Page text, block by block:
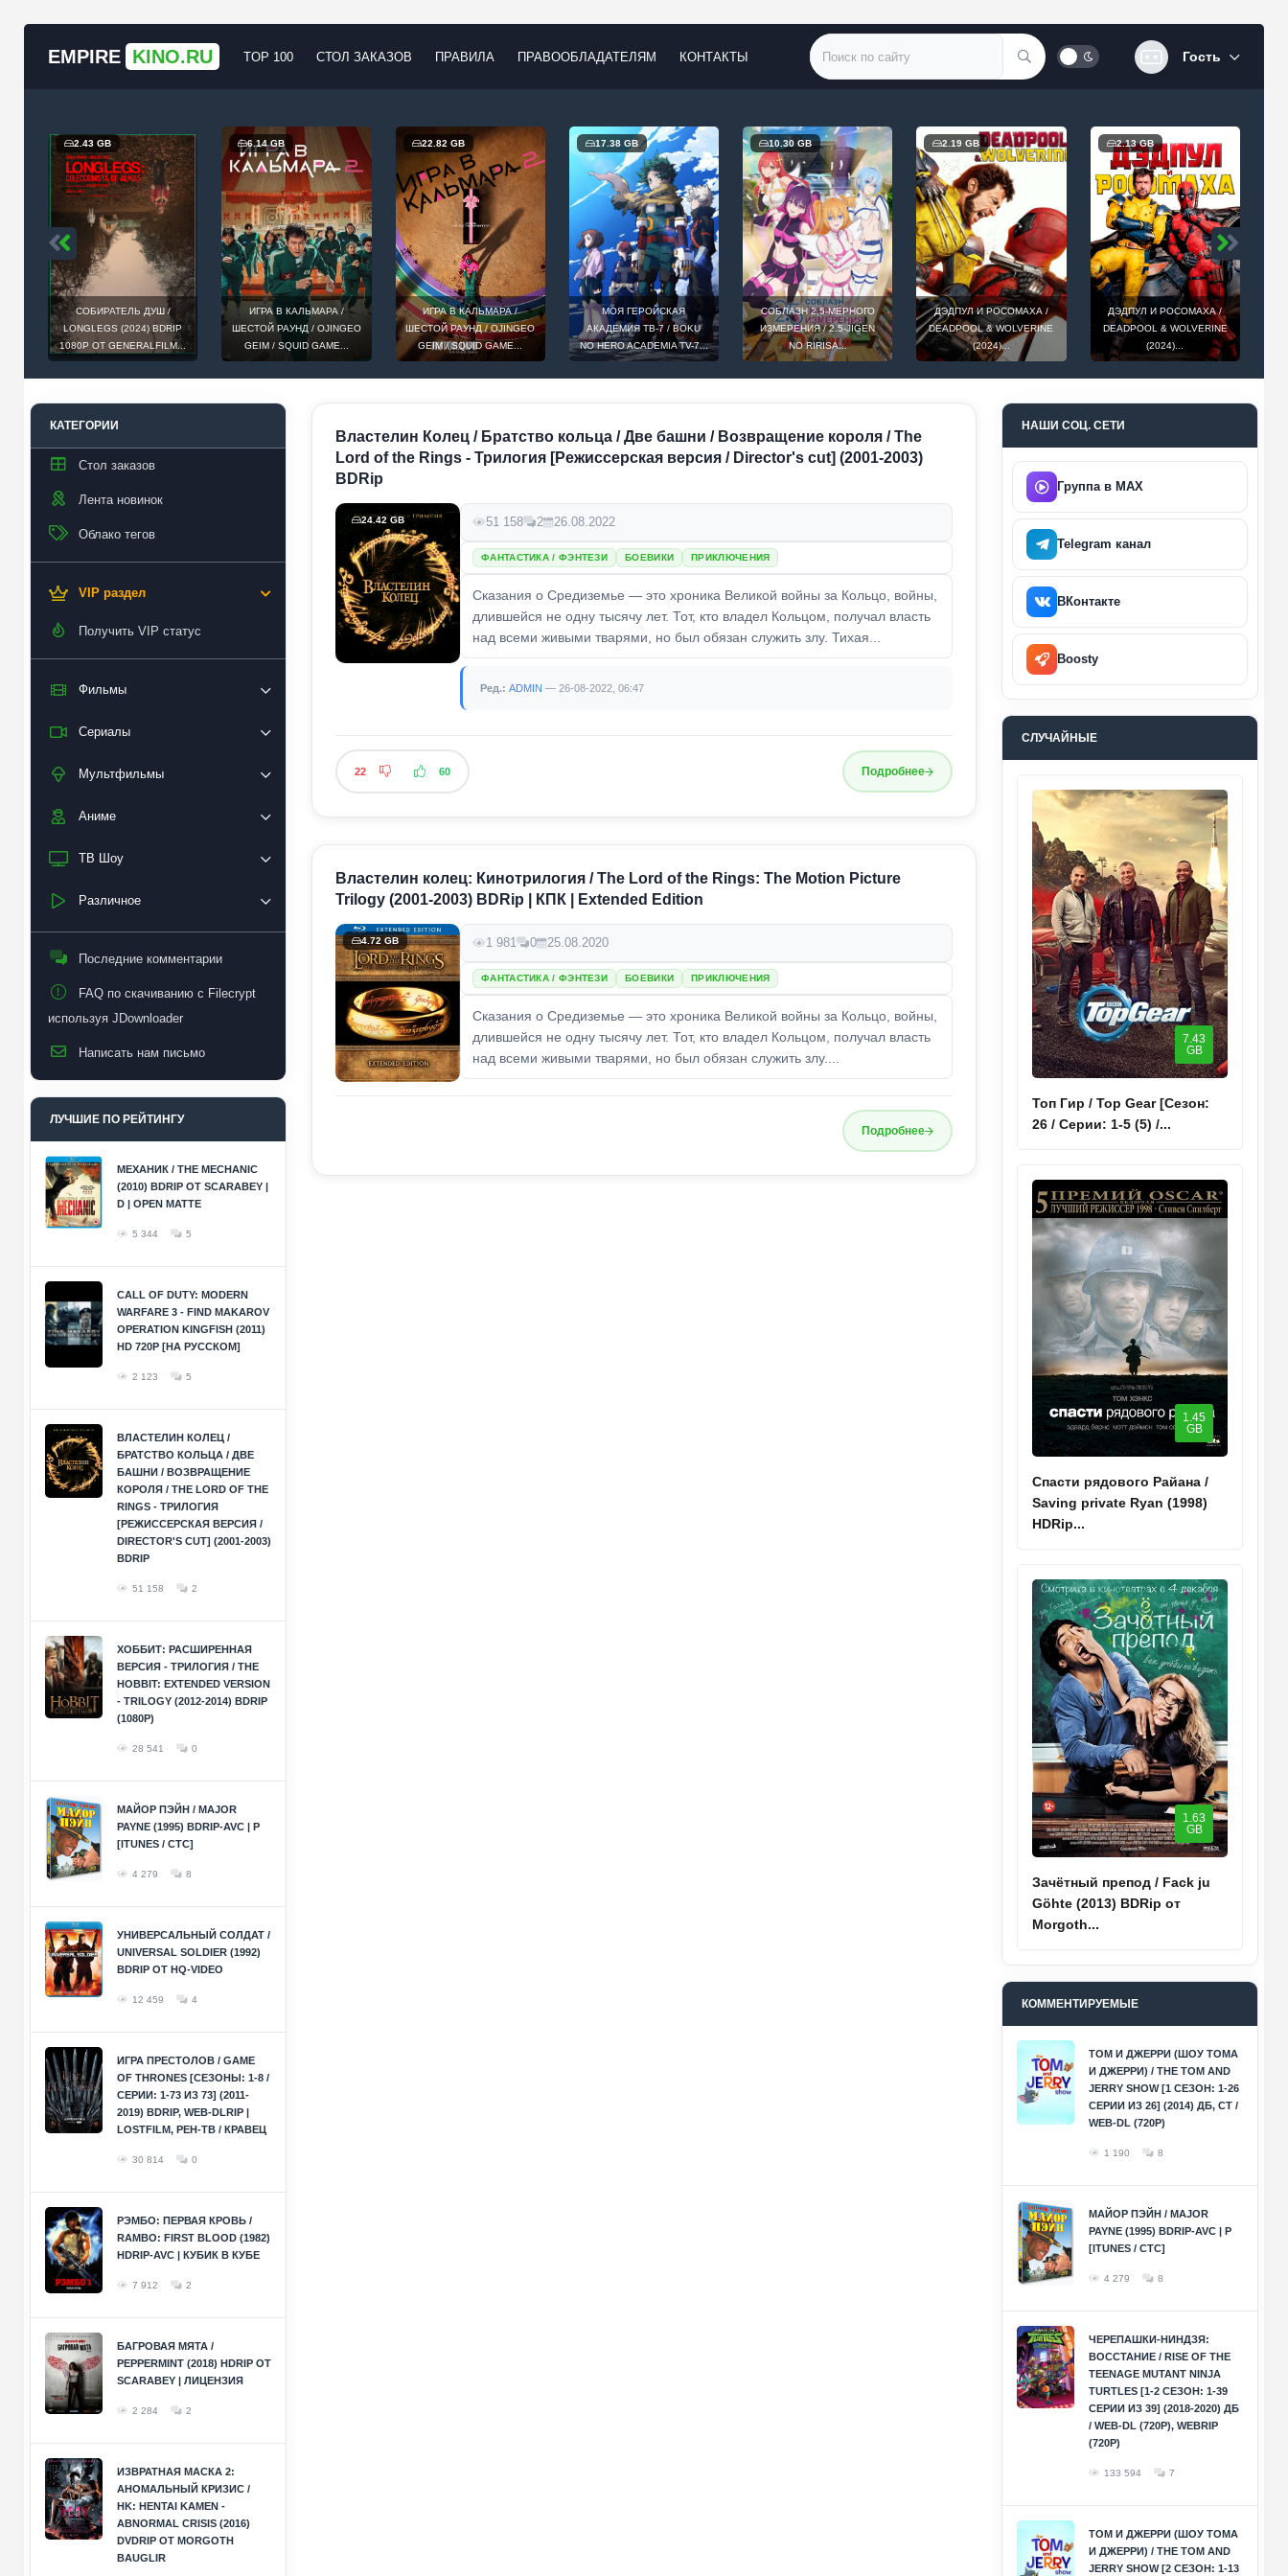
EMPIRE KINO.RU TOP 100 СТОЛ ЗАКАЗОВ ПРАВИЛА ПРАВООБЛАДАТЕЛЯМ КОНТАКТЫ Гость
2.43 GB
СОБИРАТЕЛЬ ДУШ /
LONGLEGS (2024) BDRIP
1080P ОТ GENERALFILM...
6.14 GB
ИГРА В КАЛЬМАРА /
ШЕСТОЙ РАУНД / OJINGEO
GEIM / SQUID GAME...
22.82 GB
ИГРА В КАЛЬМАРА /
ШЕСТОЙ РАУНД / OJINGEO
GEIM / SQUID GAME...
17.38 GB
МОЯ ГЕРОЙСКАЯ
АКАДЕМИЯ ТВ-7 / BOKU
NO HERO ACADEMIA TV-7...
10.30 GB
СОБЛАЗН 2,5-МЕРНОГО
ИЗМЕРЕНИЯ / 2.5-JIGEN
NO RIRISA...
2.19 GB
ДЭДПУЛ И РОСОМАХА /
DEADPOOL & WOLVERINE
(2024)...
2.13 GB
ДЭДПУЛ И РОСОМАХА /
DEADPOOL & WOLVERINE
(2024)...
КАТЕГОРИИ
Стол заказов
Лента новинок
Облако тегов
VIP раздел
Получить VIP статус
Фильмы
Сериалы
Мультфильмы
Аниме
ТВ Шоу
Различное
Последние комментарии
FAQ по скачиванию с Filecrypt
используя JDownloader
Написать нам письмо
ЛУЧШИЕ ПО РЕЙТИНГУ
МЕХАНИК / THE MECHANIC
(2010) BDRIP ОТ SCARABEY |
D | OPEN MATTE
5 344 5
CALL OF DUTY: MODERN
WARFARE 3 - FIND MAKAROV
OPERATION KINGFISH (2011)
HD 720P [НА РУССКОМ]
2 123 5
ВЛАСТЕЛИН КОЛЕЦ /
БРАТСТВО КОЛЬЦА / ДВЕ
БАШНИ / ВОЗВРАЩЕНИЕ
КОРОЛЯ / THE LORD OF THE
RINGS - ТРИЛОГИЯ
[РЕЖИССЕРСКАЯ ВЕРСИЯ /
DIRECTOR'S CUT] (2001-2003)
BDRIP
51 158 2
ХОББИТ: РАСШИРЕННАЯ
ВЕРСИЯ - ТРИЛОГИЯ / THE
HOBBIT: EXTENDED VERSION
- TRILOGY (2012-2014) BDRIP
(1080P)
28 541 0
МАЙОР ПЭЙН / MAJOR
PAYNE (1995) BDRIP-AVC | P
[ITUNES / СТС]
4 279 8
УНИВЕРСАЛЬНЫЙ СОЛДАТ /
UNIVERSAL SOLDIER (1992)
BDRIP ОТ HQ-VIDEO
12 459 4
ИГРА ПРЕСТОЛОВ / GAME
OF THRONES [СЕЗОНЫ: 1-8 /
СЕРИИ: 1-73 ИЗ 73] (2011-
2019) BDRIP, WEB-DLRIP |
LOSTFILM, РЕН-ТВ / КРАВЕЦ
30 814 0
РЭМБО: ПЕРВАЯ КРОВЬ /
RAMBO: FIRST BLOOD (1982)
HDRIP-AVC | КУБИК В КУБЕ
7 912 2
БАГРОВАЯ МЯТА /
PEPPERMINT (2018) HDRIP ОТ
SCARABEY | ЛИЦЕНЗИЯ
2 284 2
ИЗВРАТНАЯ МАСКА 2:
АНОМАЛЬНЫЙ КРИЗИС /
HK: HENTAI KAMEN -
ABNORMAL CRISIS (2016)
DVDRIP ОТ MORGOTH
BAUGLIR
Властелин Колец / Братство кольца / Две башни / Возвращение короля / The
Lord of the Rings - Трилогия [Режиссерская версия / Director's cut] (2001-2003)
BDRip
24.42 GB 51 158 2 26.08.2022
ФАНТАСТИКА / ФЭНТЕЗИ БОЕВИКИ ПРИКЛЮЧЕНИЯ
Сказания о Средиземье — это хроника Великой войны за Кольцо, войны,
длившейся не одну тысячу лет. Тот, кто владел Кольцом, получал власть
над всеми живыми тварями, но был обязан служить злу. Тихая...
Ред.: ADMIN — 26-08-2022, 06:47
22 60 Подробнее
Властелин колец: Кинотрилогия / The Lord of the Rings: The Motion Picture
Trilogy (2001-2003) BDRip | КПК | Extended Edition
4.72 GB 1 981 0 25.08.2020
ФАНТАСТИКА / ФЭНТЕЗИ БОЕВИКИ ПРИКЛЮЧЕНИЯ
Сказания о Средиземье — это хроника Великой войны за Кольцо, войны,
длившейся не одну тысячу лет. Тот, кто владел Кольцом, получал власть
над всеми живыми тварями, но был обязан служить злу....
Подробнее
НАШИ СОЦ. СЕТИ
Группа в MAX
Telegram канал
ВКонтакте
Boosty
СЛУЧАЙНЫЕ
7.43
GB
Топ Гир / Top Gear [Сезон:
26 / Серии: 1-5 (5) /...
1.45
GB
Спасти рядового Райана /
Saving private Ryan (1998)
HDRip...
1.63
GB
Зачётный препод / Fack ju
Göhte (2013) BDRip от
Morgoth...
КОММЕНТИРУЕМЫЕ
ТОМ И ДЖЕРРИ (ШОУ ТОМА
И ДЖЕРРИ) / THE TOM AND
JERRY SHOW [1 СЕЗОН: 1-26
СЕРИИ ИЗ 26] (2014) ДБ, СТ /
WEB-DL (720P)
1 190 8
МАЙОР ПЭЙН / MAJOR
PAYNE (1995) BDRIP-AVC | P
[ITUNES / СТС]
4 279 8
ЧЕРЕПАШКИ-НИНДЗЯ:
ВОССТАНИЕ / RISE OF THE
TEENAGE MUTANT NINJA
TURTLES [1-2 СЕЗОН: 1-39
СЕРИИ ИЗ 39] (2018-2020) ДБ
/ WEB-DL (720P), WEBRIP
(720P)
133 594 7
ТОМ И ДЖЕРРИ (ШОУ ТОМА
И ДЖЕРРИ) / THE TOM AND
JERRY SHOW [2 СЕЗОН: 1-13